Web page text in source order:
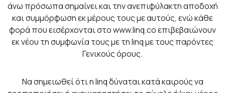
άνω πρόσωπα σημαίνει και την ανεπιφύλακτη αποδοχή
και συμμόρφωση εκ μέρους τους με αυτούς, ενώ κάθε
φορά που εισέρχονται στο www.linq.co επιβεβαιώνουν
εκ νέου τη συμφωνία τους με τη linq με τους παρόντες
Γενικούς όρους.
Να σημειωθεί ότι η linq δύναται κατά καιρούς να